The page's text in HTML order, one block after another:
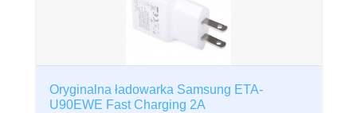
Oryginalna ładowarka Samsung ETA-
U90EWE Fast Charging 2A